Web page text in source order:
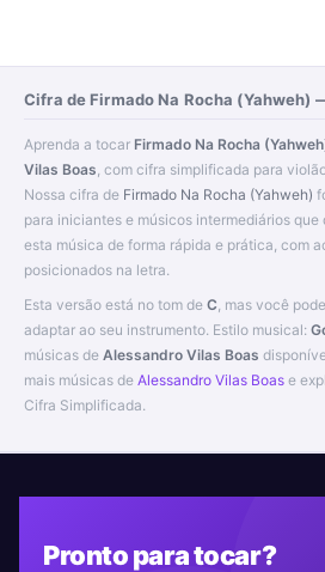
Cifra de Firmado Na Rocha (Yahweh)
Aprenda a tocar Firmado Na Rocha
Vilas Boas , com cifra simplificada para
Nossa cifra de Firmado Na Rocha (Yahweh)
para iniciantes e músicos intermediários que
esta música de forma rápida e prática, com
posicionados na letra.
Esta versão está no tom de C , mas você
adaptar ao seu instrumento. Estilo musical:
músicas de Alessandro Vilas Boas
mais músicas de Alessandro Vilas Boas e
Cifra Simplificada.
Pronto para tocar?